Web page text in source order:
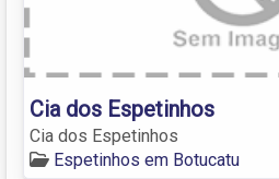
Cia dos Espetinhos
Cia dos Espetinhos
Espetinhos em Botucatu